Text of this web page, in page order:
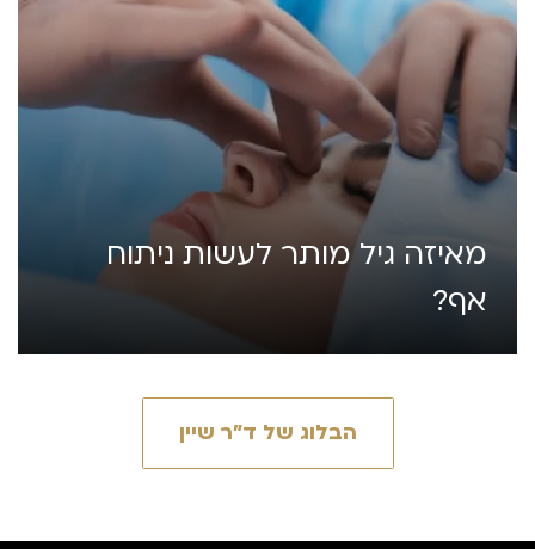
מאיזה גיל מותר לעשות ניתוח
אף?
הבלוג של ד״ר שיין